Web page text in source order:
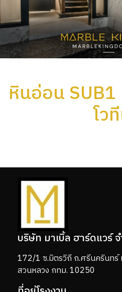
หินอ่อน
โว
บริษัท มาเบิ้ล ฮาร์ดแวร์
172/1 ซ.มิตรวิถี ถ.ศรีนครินทร์
สวนหลวง กทม. 10250